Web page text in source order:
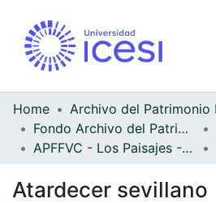
Home
Fondo Archivo del Patrimonio Fotográfico y Fílmico del Valle del Cauca
APFFVC - Los Paisajes - Patrimonial
Atardecer sevillano